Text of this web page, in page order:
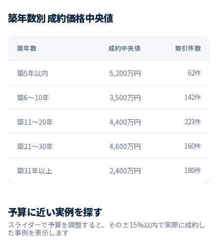
築年数別 成約価格中央値
築年数 成約中央値 取引件数
築5年以内 5,200万円 62件
築6〜10年 3,500万円 142件
築11〜20年 4,400万円 223件
築21〜30年 4,600万円 160件
築31年以上 2,400万円 180件
予算に近い実例を探す
スライダーで予算を調整すると、その±15%以内で実際に成約し
た事例を表示します